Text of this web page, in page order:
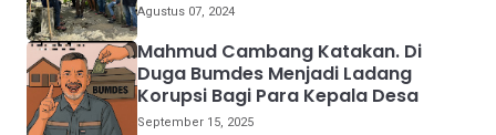
Agustus 07, 2024
Mahmud Cambang Katakan. Di
Duga Bumdes Menjadi Ladang
Korupsi Bagi Para Kepala Desa
September 15, 2025